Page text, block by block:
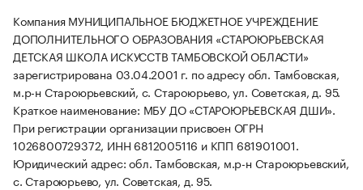
Компания МУНИЦИПАЛЬНОЕ БЮДЖЕТНОЕ УЧРЕЖДЕНИЕ
ДОПОЛНИТЕЛЬНОГО ОБРАЗОВАНИЯ «СТАРОЮРЬЕВСКАЯ
ДЕТСКАЯ ШКОЛА ИСКУССТВ ТАМБОВСКОЙ ОБЛАСТИ»
зарегистрирована 03.04.2001 г. по адресу обл. Тамбовская,
м.р-н Староюрьевский, с. Староюрьево, ул. Советская, д. 95.
Краткое наименование: МБУ ДО «СТАРОЮРЬЕВСКАЯ ДШИ».
При регистрации организации присвоен ОГРН
1026800729372, ИНН 6812005116 и КПП 681901001.
Юридический адрес: обл. Тамбовская, м.р-н Староюрьевский,
с. Староюрьево, ул. Советская, д. 95.